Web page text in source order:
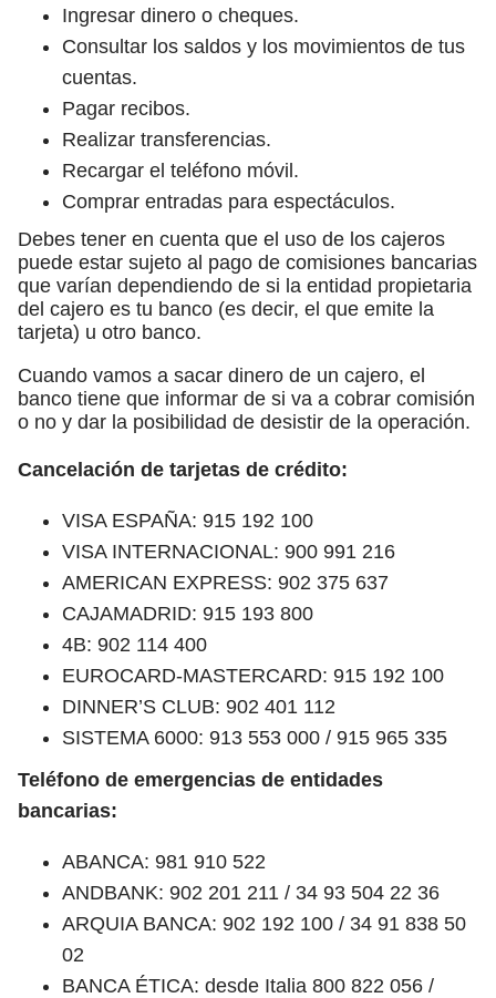
Ingresar dinero o cheques.
Consultar los saldos y los movimientos de tus
cuentas.
Pagar recibos.
Realizar transferencias.
Recargar el teléfono móvil.
Comprar entradas para espectáculos.
Debes tener en cuenta que el uso de los cajeros
puede estar sujeto al pago de comisiones bancarias
que varían dependiendo de si la entidad propietaria
del cajero es tu banco (es decir, el que emite la
tarjeta) u otro banco.
Cuando vamos a sacar dinero de un cajero, el
banco tiene que informar de si va a cobrar comisión
o no y dar la posibilidad de desistir de la operación.
Cancelación de tarjetas de crédito:
VISA ESPAÑA: 915 192 100
VISA INTERNACIONAL: 900 991 216
AMERICAN EXPRESS: 902 375 637
CAJAMADRID: 915 193 800
4B: 902 114 400
EUROCARD-MASTERCARD: 915 192 100
DINNER’S CLUB: 902 401 112
SISTEMA 6000: 913 553 000 / 915 965 335
Teléfono de emergencias de entidades
bancarias:
ABANCA: 981 910 522
ANDBANK: 902 201 211 / 34 93 504 22 36
ARQUIA BANCA: 902 192 100 / 34 91 838 50
02
BANCA ÉTICA: desde Italia 800 822 056 /